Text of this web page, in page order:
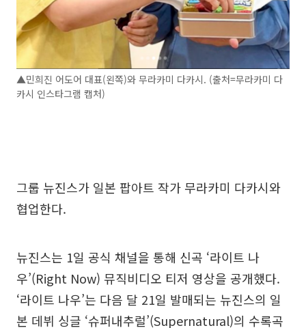
▲민희진 어도어 대표(왼쪽)와 무라카미 다카시. (출처=무라카미 다
카시 인스타그램 캡처)
그룹 뉴진스가 일본 팝아트 작가 무라카미 다카시와
협업한다.
뉴진스는 1일 공식 채널을 통해 신곡 ‘라이트 나
우’(Right Now) 뮤직비디오 티저 영상을 공개했다.
‘라이트 나우’는 다음 달 21일 발매되는 뉴진스의 일
본 데뷔 싱글 ‘슈퍼내추럴’(Supernatural)의 수록곡